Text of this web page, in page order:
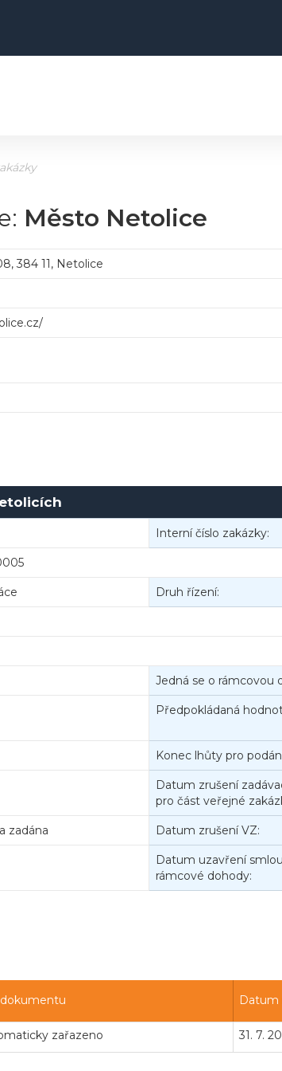
Město Netolice
384 11, Netolice
Interní číslo zakázky:
Druh řízení:
Jedná se o rámcovou
Předpokládaná
Konec lhůty pro
Datum zrušení
pro část veřejné
zadána Datum zrušení VZ:
Datum uzavření
rámcové dohody:
Datum
zařazeno 31. 7.